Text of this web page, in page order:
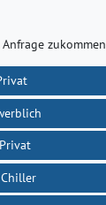
zukommen